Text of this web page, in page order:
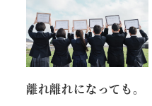
離れ離れになっても。